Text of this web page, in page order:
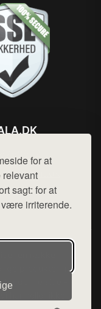
for at
relevant
sagt: for at
irriterende.
hej@want.dk
og privatlivspolitik
en række
produkter fra
denne side - vi